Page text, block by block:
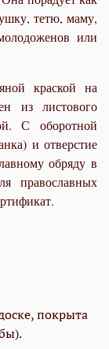
тетю, маму,
или
краской на
из листового
С оборотной
и отверстие
обряду в
православных
покрыта